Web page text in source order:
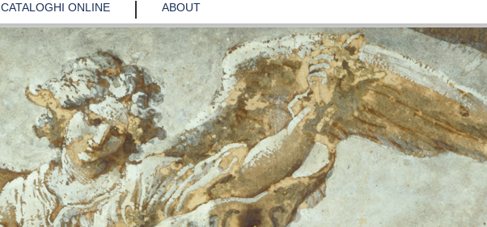
CATALOGHI ONLINE ABOUT